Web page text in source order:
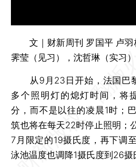
文｜财新周刊 罗国平 卢
霁莹（见习），沈哲琳（实习）
从9月23日开始，法国巴
多个照明灯的熄灯时间，将
分，而不是以往的凌晨1时；
筑也将在每天22时停止照明；
7月限定的19摄氏度，再下调
泳池温度也调降1摄氏度到26摄